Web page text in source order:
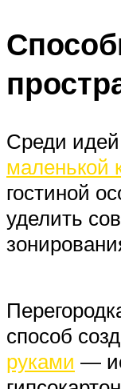
Среди
маленькой
гостиной
уделить
способ
руками —